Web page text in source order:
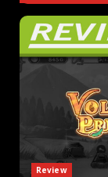
Review